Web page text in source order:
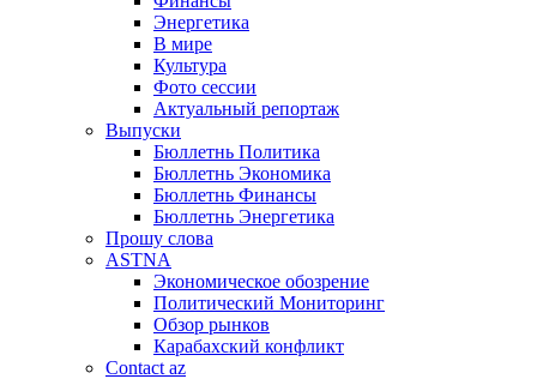
Энергетика
В мире
Культура
Фото сессии
Актуальный репортаж
Выпуски
Бюллетнь Политика
Бюллетнь Экономика
Бюллетнь Финансы
Бюллетнь Энергетика
Прошу слова
ASTNA
Экономическое обозрение
Политический Мониторинг
Обзор рынков
Карабахский конфликт
Contact az